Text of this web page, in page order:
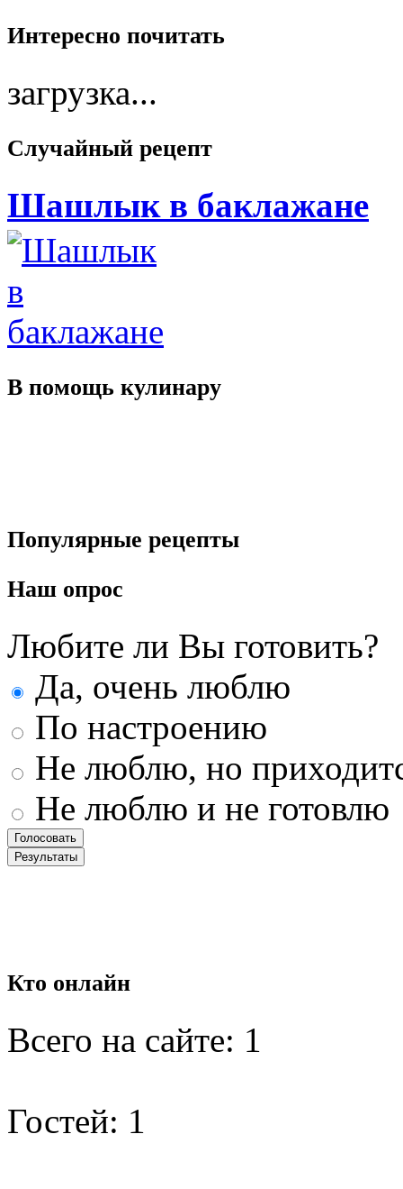
Интересно почитать
загрузка...
Случайный рецепт
Шашлык в баклажане
В помощь кулинару
Популярные рецепты
Наш опрос
Любите ли Вы готовить?
Да, очень люблю
По настроению
Не люблю, но
Не люблю и не готовлю
Кто онлайн
Всего на сайте: 1
Гостей: 1